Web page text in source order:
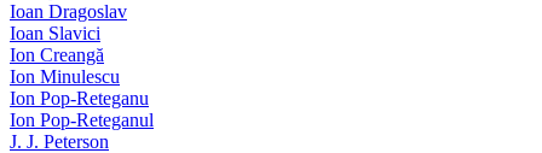
Ioan Dragoslav
Ioan Slavici
Ion Creangă
Ion Minulescu
Ion Pop-Reteganu
Ion Pop-Reteganul
J. J. Peterson